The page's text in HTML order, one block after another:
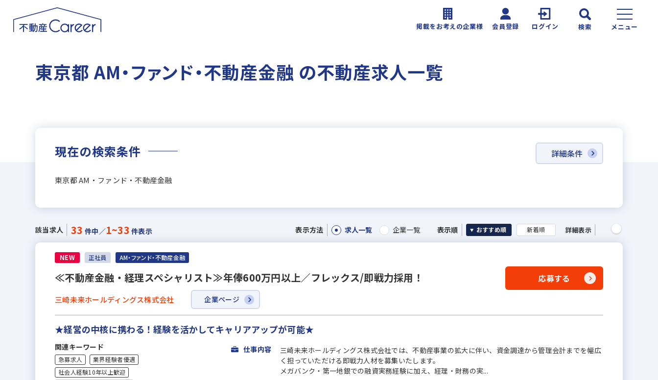
掲載をお考えの企業様 会員登録 ログイン 検索 メニュー
東京都 AM・ファンド・不動産金融 の不動産求人一覧
現在の検索条件
東京都 AM・ファンド・不動産金融
詳細条件
該当求人 33 件中／1~33 件表示 表示方法 求人一覧 企業一覧 表示順 おすすめ順 新着順 詳細表示
NEW 正社員 AM・ファンド・不動産金融
≪不動産金融・経理スペシャリスト≫年俸600万円以上／フレックス/即戦力採用！ 応募する
三崎未来ホールディングス株式会社 企業ページ
★経営の中核に携わる！経験を活かしてキャリアアップが可能★
関連キーワード
急募求人
業界経験者優遇
社会人経験10年以上歓迎
仕事内容
三崎未来ホールディングス株式会社では、不動産事業の拡大に伴い、資金調達から管理会計までを幅広
く担っていただける即戦力人材を募集いたします。
メガバンク・第一地銀での融資実務経験に加え、経理・財務の実...